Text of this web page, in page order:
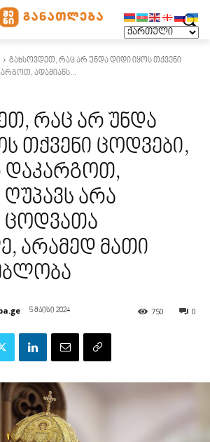
გახსოვდეთ, რაც არ უნდა დიდი იყოს თქვენი
ადამიანს...
რაც არ უნდა
თქვენი ცოდვები,
დაკარგოთ,
ღუპავს არა
ცოდვათა
არამედ მათი
5 მაისი 2024 0
750